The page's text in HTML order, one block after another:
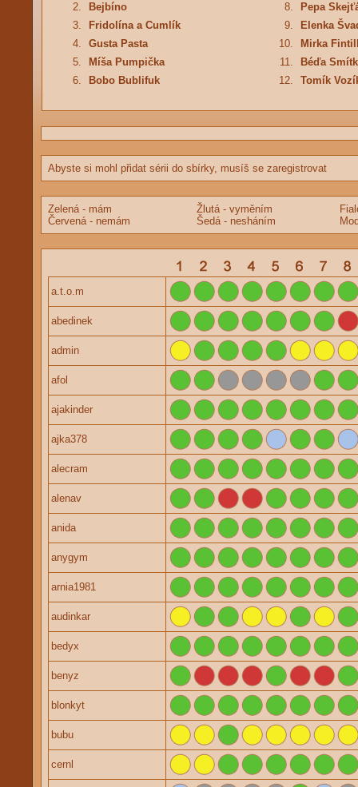
2.
Bejbíno 8.
Pepa
3.
Fridolína a Cumlík 9.
Elenka
4.
Gusta Pasta 10.
Mirka
5.
Míša Pumpička 11.
Béďa
6.
Bobo Bublifuk 12. Tomík
Abyste si mohl přidat sérii do sbírky, musíš se zaregistrovat
Zelená - mám
Červená - nemám
Žlutá - vyměním
Šedá - nesháním
a.t.o.m
abedinek
admin
afol
ajakinder
ajka378
alecram
alenav
anida
anygym
arnia1981
audinkar
bedyx
benyz
blonkyt
bubu
cernl